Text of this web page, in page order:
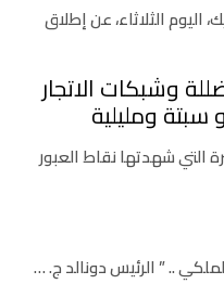
اليوم الثلاثاء، عن إطلاق
وشبكات الاتجار
سبتة ومليلية
التي شهدتها نقاط العبور
.. ” الرئيس دونالد ج. …